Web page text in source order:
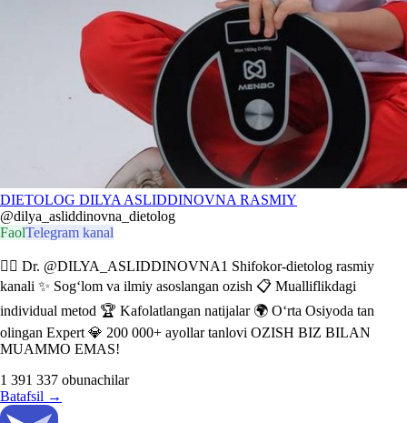
DIETOLOG DILYA ASLIDDINOVNA RASMIY️️
@dilya_asliddinovna_dietolog
FaolTelegram kanal
👩‍⚕️ Dr. @DILYA_ASLIDDINOVNA1 Shifokor-dietolog rasmiy
kanali ✨ Sog‘lom va ilmiy asoslangan ozish 📋 Mualliflikdagi
individual metod 🏆 Kafolatlangan natijalar 🌍 O‘rta Osiyoda tan
olingan Expert 💎 200 000+ ayollar tanlovi OZISH BIZ BILAN
MUAMMO EMAS!
1 391 337 obunachilar
Batafsil →